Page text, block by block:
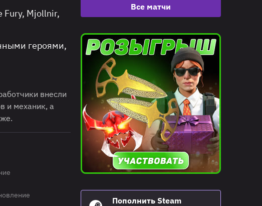
Fury, Mjollnir,
героями,
внесли
и механик, а
Все матчи
Пополнить Steam